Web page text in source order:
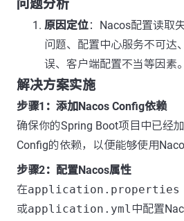
问题分析
原因定位：Nacos配置读取
问题、配置中心服务不可达
误、客户端配置不当等因素。
解决方案实施
步骤1：添加Nacos Config依赖
确保你的Spring Boot项目中已经
Config的依赖，以便能够使用
步骤2：配置Nacos属性
在application.properties
或application.yml 中配置